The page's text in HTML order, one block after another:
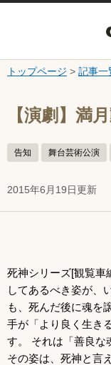
本文へ
ニ
ュ
ー
を
開
トップページ > 記事一
【演劇】満
告知 舞台芸術公演
2015年6月19日更新
死神シリーズ[観覧車
してあるべき姿が、
も、死んだ後に魂を
手が「より良く生き
す。 それは「善良な
その姿は、死神と言